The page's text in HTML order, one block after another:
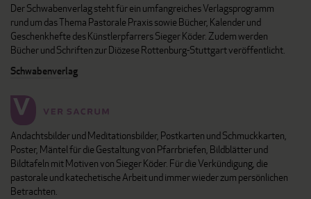
Der Schwabenverlag steht für ein umfangreiches Verlagsprogramm
rund um das Thema Pastorale Praxis sowie Bücher, Kalender und
Geschenkhefte des Künstlerpfarrers Sieger Köder. Zudem werden
Bücher und Schriften zur Diözese Rottenburg-Stuttgart veröffentlicht.
Schwabenverlag
Andachtsbilder und Meditationsbilder, Postkarten und Schmuckkarten,
Poster, Mäntel für die Gestaltung von Pfarrbriefen, Bildblätter und
Bildtafeln mit Motiven von Sieger Köder. Für die Verkündigung, die
pastorale und katechetische Arbeit und immer wieder zum persönlichen
Betrachten.